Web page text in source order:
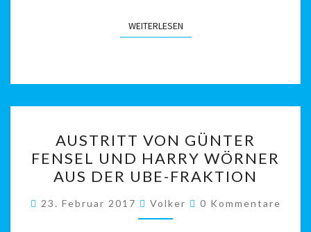
WEITERLESENWEITERLESEN
VON
GÜNTER
FENSEL
UND
HARRY
AUSTRITT VON GÜNTER
FENSEL UND HARRY WÖRNER
AUS DER UBE-FRAKTION
23. Februar 2017 Volker Kommentare
0 Kommentare